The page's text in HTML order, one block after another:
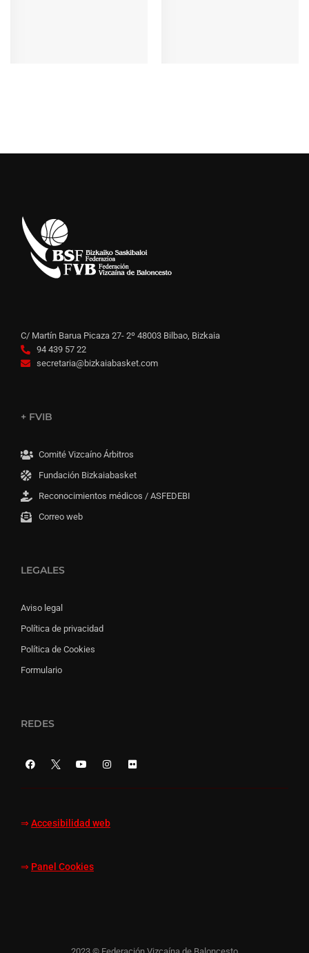
C/ Martín Barua Picaza 27- 2º 48003 Bilbao, Bizkaia
94 439 57 22
secretaria@bizkaiabasket.com
+ FVIB
Comité Vizcaíno Árbitros
Fundación Bizkaiabasket
Reconocimientos médicos / ASFEDEBI
Correo web
LEGALES
Aviso legal
Política de privacidad
Política de Cookies
Formulario
REDES
⇒ Accesibilidad web
⇒ Panel Cookies